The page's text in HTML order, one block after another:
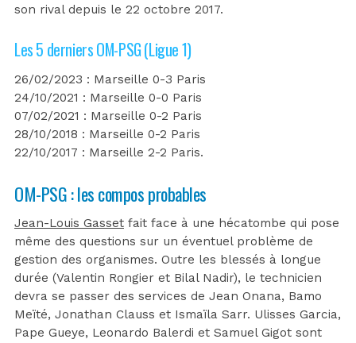
son rival depuis le 22 octobre 2017.
Les 5 derniers OM-PSG (Ligue 1)
26/02/2023 : Marseille 0-3 Paris
24/10/2021 : Marseille 0-0 Paris
07/02/2021 : Marseille 0-2 Paris
28/10/2018 : Marseille 0-2 Paris
22/10/2017 : Marseille 2-2 Paris.
OM-PSG : les compos probables
Jean-Louis Gasset fait face à une hécatombe qui pose
même des questions sur un éventuel problème de
gestion des organismes. Outre les blessés à longue
durée (Valentin Rongier et Bilal Nadir), le technicien
devra se passer des services de Jean Onana, Bamo
Meïté, Jonathan Clauss et Ismaïla Sarr. Ulisses Garcia,
Pape Gueye, Leonardo Balerdi et Samuel Gigot sont